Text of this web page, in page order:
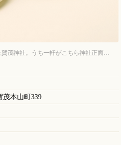
茂神社。うち一軒がこちら神社正面…
茂本山町339